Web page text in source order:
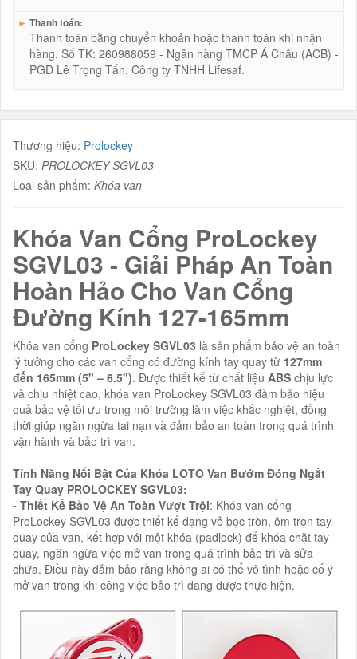
► Thanh toán:
Thanh toán bằng chuyển khoản hoặc thanh toán khi nhận
hàng. Số TK: 260988059 - Ngân hàng TMCP Á Châu (ACB) -
PGD Lê Trọng Tấn. Công ty TNHH Lifesaf.
Thương hiệu: Prolockey
SKU: PROLOCKEY SGVL03
Loại sản phẩm: Khóa van
Khóa Van Cổng ProLockey
SGVL03 - Giải Pháp An Toàn
Hoàn Hảo Cho Van Cổng
Đường Kính 127-165mm
Khóa van cổng ProLockey SGVL03 là sản phẩm bảo vệ an toàn
lý tưởng cho các van cổng có đường kính tay quay từ 127mm
đến 165mm (5" – 6.5"). Được thiết kế từ chất liệu ABS chịu lực
và chịu nhiệt cao, khóa van ProLockey SGVL03 đảm bảo hiệu
quả bảo vệ tối ưu trong môi trường làm việc khắc nghiệt, đồng
thời giúp ngăn ngừa tai nạn và đảm bảo an toàn trong quá trình
vận hành và bảo trì van.
Tính Năng Nổi Bật Của Khóa LOTO Van Bướm Đóng Ngắt
Tay Quay PROLOCKEY SGVL03:
- Thiết Kế Bảo Vệ An Toàn Vượt Trội: Khóa van cổng
ProLockey SGVL03 được thiết kế dạng vỏ bọc tròn, ôm trọn tay
quay của van, kết hợp với một khóa (padlock) để khóa chặt tay
quay, ngăn ngừa việc mở van trong quá trình bảo trì và sửa
chữa. Điều này đảm bảo rằng không ai có thể vô tình hoặc cố ý
mở van trong khi công việc bảo trì đang được thực hiện.